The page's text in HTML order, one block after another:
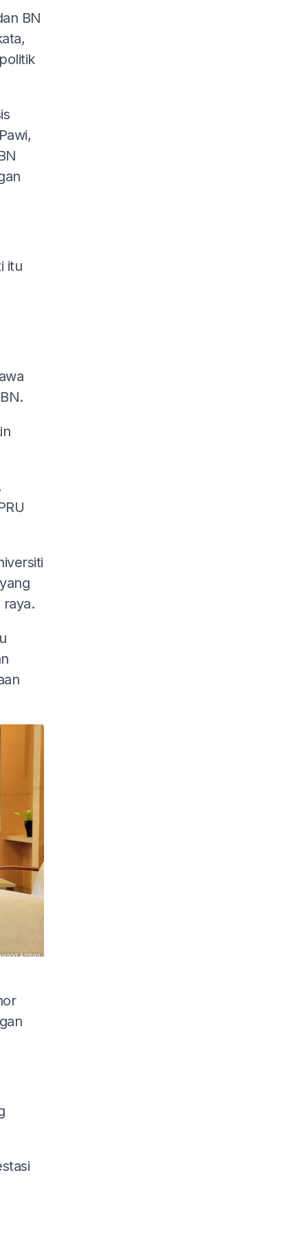
BN
itu
raya.